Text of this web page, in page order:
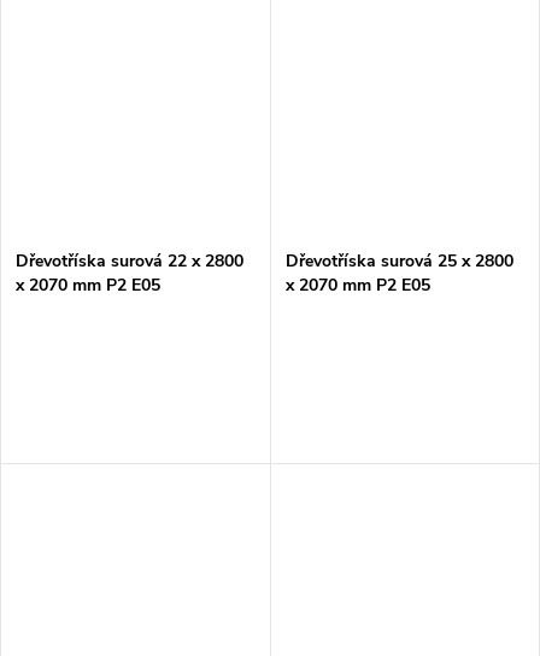
Dřevotříska surová 22 x 2800
x 2070 mm P2 E05
Dřevotříska surová 25 x 2800
x 2070 mm P2 E05